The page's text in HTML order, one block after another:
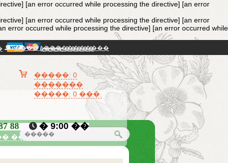
[an error occurred while processing the directive] [an error
[an error occurred while processing the directive] [an error
error occurred while processing the directive] [an error occurred while
�������� �����
���� / �����������
�����: 0
�������
�����: 0 ���.
88
� 9:00 ��
�������